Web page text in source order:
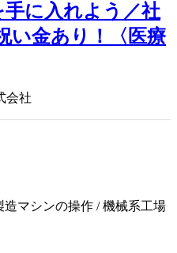
に入れよう／社
い金あり！〈医療
会社
造マシンの操作 / 機械系工場